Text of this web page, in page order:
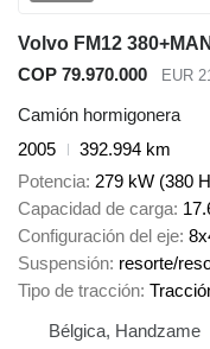
Volvo FM12
COP 79.970.000
EUR
Camión hormigonera
2005
392.994 km
Potencia 279 kW (380
Capacidad de carga
Configuración del eje
Suspensión resorte/
Tipo de tracción
Bélgica, Handzame